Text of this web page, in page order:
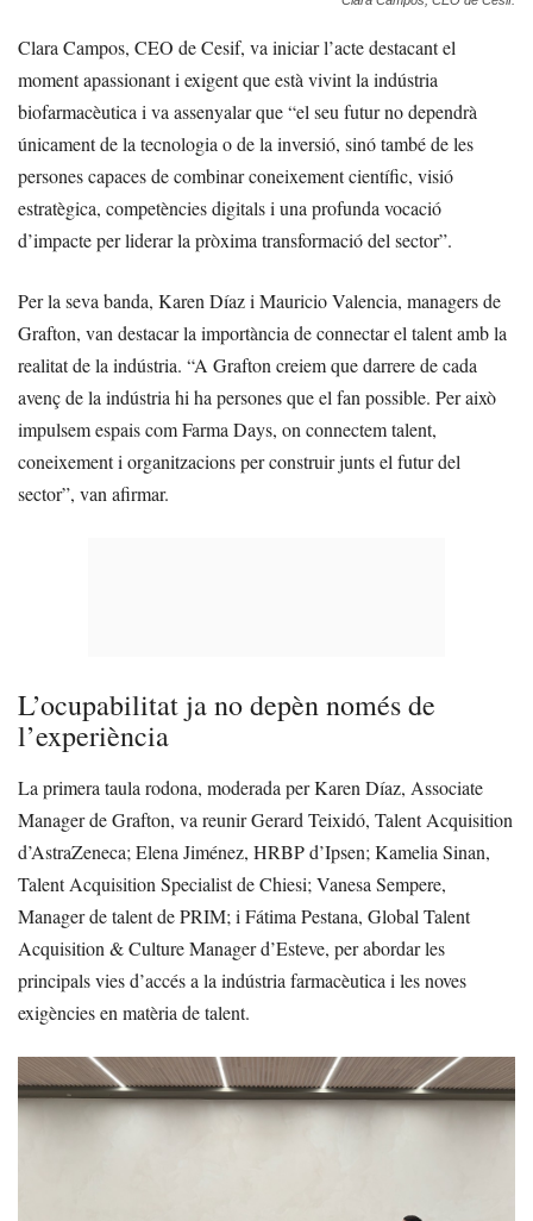
Clara Campos, CEO de Cesif, va iniciar l’acte destacant el
moment apassionant i exigent que està vivint la indústria
biofarmacèutica i va assenyalar que “el seu futur no dependrà
únicament de la tecnologia o de la inversió, sinó també de les
persones capaces de combinar coneixement científic, visió
estratègica, competències digitals i una profunda vocació
d’impacte per liderar la pròxima transformació del sector”.
Per la seva banda, Karen Díaz i Mauricio Valencia, managers de
Grafton, van destacar la importància de connectar el talent amb la
realitat de la indústria. “A Grafton creiem que darrere de cada
avenç de la indústria hi ha persones que el fan possible. Per això
impulsem espais com Farma Days, on connectem talent,
coneixement i organitzacions per construir junts el futur del
sector”, van afirmar.
L’ocupabilitat ja no depèn només de
l’experiència
La primera taula rodona, moderada per Karen Díaz, Associate
Manager de Grafton, va reunir Gerard Teixidó, Talent Acquisition
d’AstraZeneca; Elena Jiménez, HRBP d’Ipsen; Kamelia Sinan,
Talent Acquisition Specialist de Chiesi; Vanesa Sempere,
Manager de talent de PRIM; i Fátima Pestana, Global Talent
Acquisition & Culture Manager d’Esteve, per abordar les
principals vies d’accés a la indústria farmacèutica i les noves
exigències en matèria de talent.